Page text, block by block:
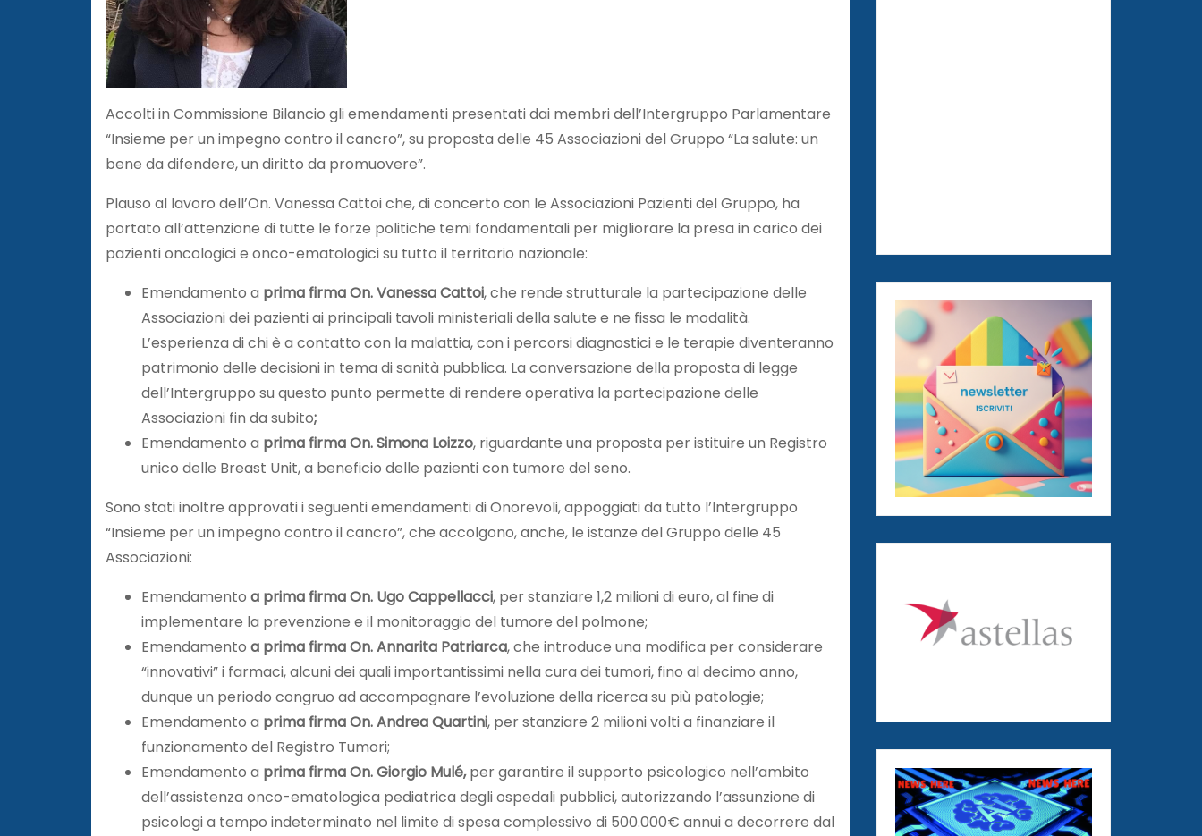
Accolti in Commissione Bilancio gli emendamenti presentati dai membri dell’Intergruppo Parlamentare
“Insieme per un impegno contro il cancro”, su proposta delle 45 Associazioni del Gruppo “La salute: un
bene da difendere, un diritto da promuovere”.
Plauso al lavoro dell’On. Vanessa Cattoi che, di concerto con le Associazioni Pazienti del Gruppo, ha
portato all’attenzione di tutte le forze politiche temi fondamentali per migliorare la presa in carico dei
pazienti oncologici e onco-ematologici su tutto il territorio nazionale:
Emendamento a prima firma On. Vanessa Cattoi, che rende strutturale la partecipazione delle
Associazioni dei pazienti ai principali tavoli ministeriali della salute e ne fissa le modalità.
L’esperienza di chi è a contatto con la malattia, con i percorsi diagnostici e le terapie diventeranno
patrimonio delle decisioni in tema di sanità pubblica. La conversazione della proposta di legge
dell’Intergruppo su questo punto permette di rendere operativa la partecipazione delle
Associazioni fin da subito;
Emendamento a prima firma On. Simona Loizzo, riguardante una proposta per istituire un Registro
unico delle Breast Unit, a beneficio delle pazienti con tumore del seno.
Sono stati inoltre approvati i seguenti emendamenti di Onorevoli, appoggiati da tutto l’Intergruppo
“Insieme per un impegno contro il cancro”, che accolgono, anche, le istanze del Gruppo delle 45
Associazioni:
Emendamento a prima firma On. Ugo Cappellacci, per stanziare 1,2 milioni di euro, al fine di
implementare la prevenzione e il monitoraggio del tumore del polmone;
Emendamento a prima firma On. Annarita Patriarca, che introduce una modifica per considerare
“innovativi” i farmaci, alcuni dei quali importantissimi nella cura dei tumori, fino al decimo anno,
dunque un periodo congruo ad accompagnare l’evoluzione della ricerca su più patologie;
Emendamento a prima firma On. Andrea Quartini, per stanziare 2 milioni volti a finanziare il
funzionamento del Registro Tumori;
Emendamento a prima firma On. Giorgio Mulé,per garantire il supporto psicologico nell’ambito
dell’assistenza onco-ematologica pediatrica degli ospedali pubblici, autorizzando l’assunzione di
psicologi a tempo indeterminato nel limite di spesa complessivo di 500.000€ annui a decorrere dal